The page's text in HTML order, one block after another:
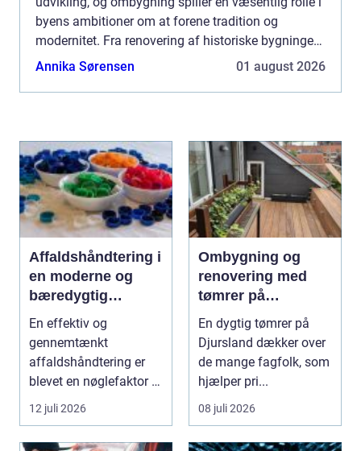
byens ambitioner om at forene tradition og
modernitet. Fra renovering af historiske bygninger
til nye, banebrydende byggerier, skab...
Annika Sørensen 01 august 2026
Affaldshåndtering i
en moderne og
bæredygtig
hverdag
En effektiv og
gennemtænkt
affaldshåndtering er
blevet en nøglefaktor i
den grønne omstilling.
Vi st...
12 juli 2026
Ombygning og
renovering med
tømrer på
Djursland
En dygtig tømrer på
Djursland dækker over
de mange fagfolk, som
hjælper pri...
08 juli 2026